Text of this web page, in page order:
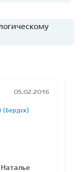
05.02.2016
(Бердск)